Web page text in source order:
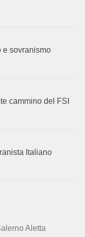
e sovranismo
cammino del FSI
Italiano
Aletta